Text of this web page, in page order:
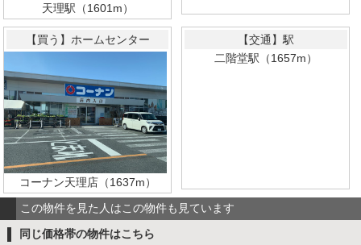
天理駅（1601m）
【買う】ホームセンター
コーナン天理店（1637m）
【交通】駅
二階堂駅（1657m）
この物件を見た人はこの物件も見ています
同じ価格帯の物件はこちら